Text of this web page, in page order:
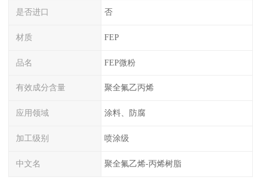
是否进口 否
材质 FEP
品名 FEP微粉
有效成分含量 聚全氟乙丙烯
应用领域 涂料、防腐
加工级别 喷涂级
中文名 聚全氟乙烯-丙烯树脂